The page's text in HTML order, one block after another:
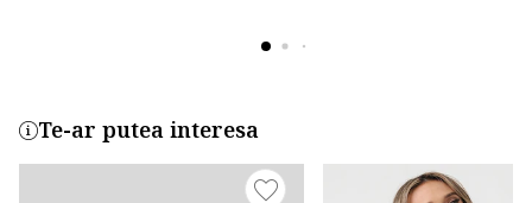
Te-ar putea interesa